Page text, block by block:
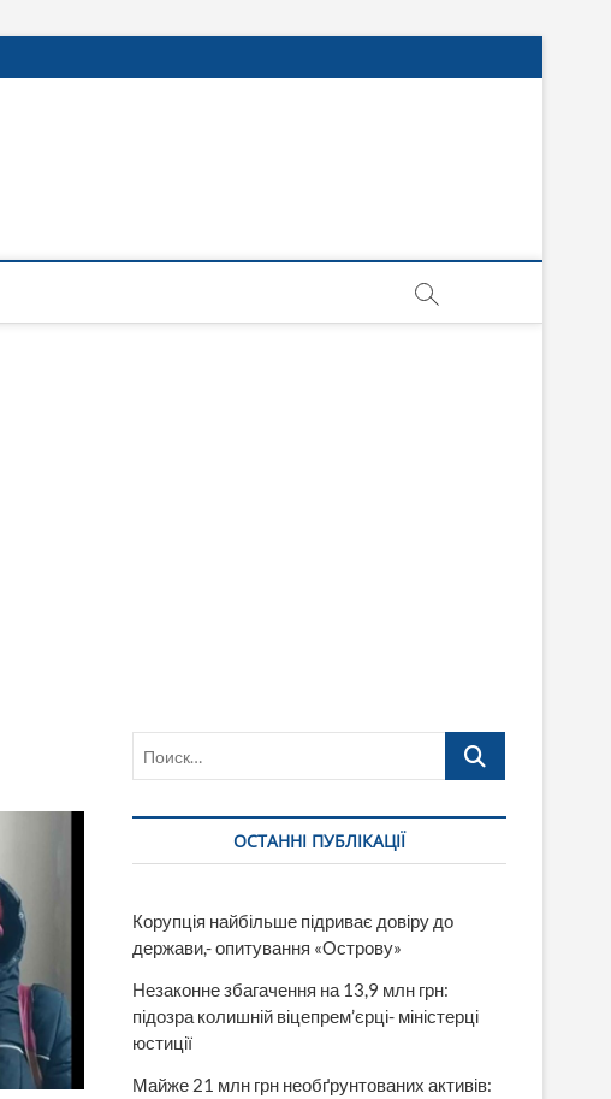
Поиск…
ОСТАННІ ПУБЛІКАЦІЇ
Корупція найбільше підриває довіру до
держави,- опитування «Острову»
Незаконне збагачення на 13,9 млн грн:
підозра колишній віцепрем’єрці- міністерці
юстиції
Майже 21 млн грн необґрунтованих активів: